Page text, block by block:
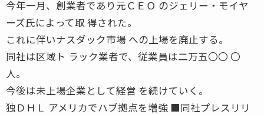
今年一月、創業者であり元ＣＥＯ のジェリー・モイヤ
ーズ氏によって取 得された。
これに伴いナスダック市場 への上場を廃止する。
同社は区域ト ラック業者で、従業員は二万五〇〇 〇
人。
今後は未上場企業として経営 を続けていく。
独ＤＨＬ アメリカでハブ拠点を増強 ■同社プレスリリ